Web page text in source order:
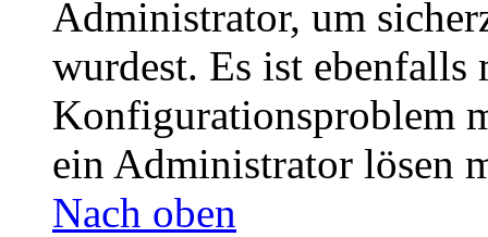
Administrator, um
wurdest. Es ist ebenfalls
Konfigurationsproblem
ein Administrator lösen
Nach oben